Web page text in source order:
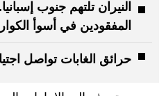
المفقودين في أسوأ
حرائق الغابات تواصل